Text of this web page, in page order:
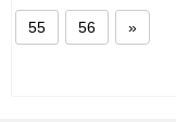
hệ
55 56 »